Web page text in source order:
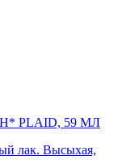
PLAID, 59 МЛ
лак. Высыхая,